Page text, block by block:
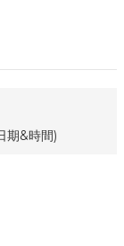
期&時間)